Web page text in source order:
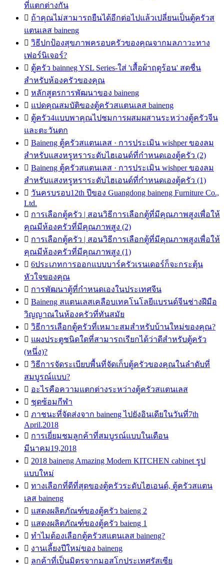
ที่แตกต่างกัน
 ถ้าคุณไม่สามารถยืนได้อีกต่อไปแล้วเปลี่ยนเป็นตู้ครัวส
แตนเลส baineng
 วิธีปกป้องสุขภาพครอบครัวของคุณจากมลภาวะทาง
เฟอร์นิเจอร์?
 ตู้ครัว bainneg YSL Series-ใส่ 'เสื้อผ้าฤดูร้อน' สดชื่น
สำหรับห้องครัวของคุณ
 หลักสูตรการพัฒนาของ baineng
 แปดคุณสมบัติของตู้ครัวสแตนเลส baineng
 ตู้ครัว4แบบพาคุณไปชมการผสมผสานระหว่างตู้ครัวจีน
และตะวันตก
 Baineng ตู้ครัวสแตนเลส · การประเมิน wishper ของลม
สำหรับแสงหรูหราระดับไฮเอนด์ที่กำหนดเองตู้ครัว (2)
 Baineng ตู้ครัวสแตนเลส · การประเมิน wishper ของลม
สำหรับแสงหรูหราระดับไฮเอนด์ที่กำหนดเองตู้ครัว (1)
 วันครบรอบ12th ปีของ Guangdong baineng Furniture Co.,
Ltd.
 การเลือกตู้ครัว | สอนวิธีการเลือกตู้ที่มีคุณภาพสูงเพื่อให้
คุณมีห้องครัวที่มีคุณภาพสูง (2)
 การเลือกตู้ครัว | สอนวิธีการเลือกตู้ที่มีคุณภาพสูงเพื่อให้
คุณมีห้องครัวที่มีคุณภาพสูง (1)
 6ประเภทการออกแบบบาร์ครัวเรนเดอร์ก็จะกระตุ้น
หัวใจของคุณ
 การพัฒนาตู้ที่กำหนดเองในประเทศจีน
 Baineng สแตนเลสเคลือบเทคโนโลยีแบรนด์จีนช่างฝีมือ
วิญญาณในห้องครัวที่ทันสมัย
 วิธีการเลือกตู้ครัวที่เหมาะสมสำหรับบ้านใหม่ของคุณ?
 แผงประตูชนิดใดที่สามารถเรียกได้ว่าดีสำหรับตู้ครัว
(หนึ่ง)?
 วิธีการจัดระเบียบพื้นที่จัดเก็บตู้ครัวของคุณในลำดับที่
สมบูรณ์แบบ?
 อะไรคือความแตกต่างระหว่างตู้ครัวสแตนเลส
 ชุดซ้อมกีฬา
 ภาชนะที่จัดส่งจาก baineng ไปยังอินเดียในวันที่7th
April.2018
 การเยี่ยมชมลูกค้าที่สมบูรณ์แบบในเดือน
มีนาคม19,2018
 2018 baineng Amazing Modern KITCHEN cabinet รูป
แบบใหม่
 ทางเลือกที่ดีที่สุดของตู้ครัวระดับไฮเอนด์, ตู้ครัวสแตน
เลส baineng
 แสดงผลิตภัณฑ์ของตู้ครัว baieng 2
 แสดงผลิตภัณฑ์ของตู้ครัว baieng 1
 ทำไมต้องเลือกตู้ครัวสแตนเลส baineng?
 งานเลี้ยงปีใหม่ของ baineng
 ลูกค้าที่เป็นมิตรจากมอสโกประเทศรัสเซีย